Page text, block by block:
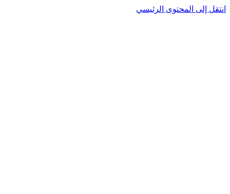
انتقل إلى المحتوى الرئيسي